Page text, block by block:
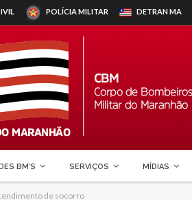
POLÍCIA MILITAR DETRANMA
BM’S SERVIÇOS MÍDIAS
de socorro